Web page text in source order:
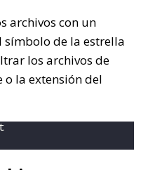
archivos con un
símbolo de la estrella
los archivos de
la extensión del